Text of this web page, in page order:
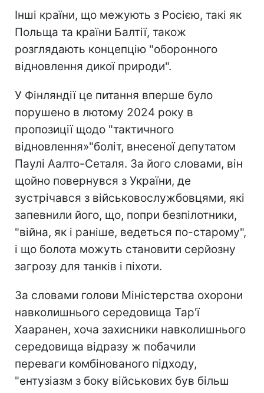
Інші країни, що межують з Росією, такі як
Польща та країни Балтії, також
розглядають концепцію "оборонного
відновлення дикої природи".
У Фінляндії це питання вперше було
порушено в лютому 2024 року в
пропозиції щодо "тактичного
відновлення»"боліт, внесеної депутатом
Паулі Аалто-Сеталя. За його словами, він
щойно повернувся з України, де
зустрічався з військовослужбовцями, які
запевнили його, що, попри безпілотники,
"війна, як і раніше, ведеться по-старому",
і що болота можуть становити серйозну
загрозу для танків і піхоти.
За словами голови Міністерства охорони
навколишнього середовища Тар'ї
Хааранен, хоча захисники навколишнього
середовища відразу ж побачили
переваги комбінованого підходу,
"ентузіазм з боку військових був більш